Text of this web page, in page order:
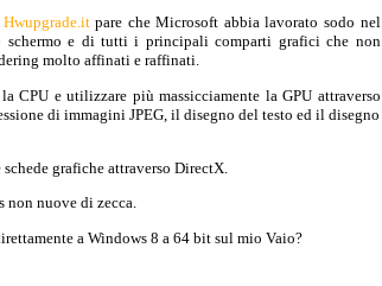
Hwupgrade.itpare che Microsoft abbia lavorato sodo nel
schermo e di tutti i principali comparti grafici che non
molto affinati e raffinati.
CPU e utilizzare più massicciamente la GPU attraverso
di immagini JPEG, il disegno del testo ed il disegno
grafiche attraverso DirectX.
non nuove di zecca.
a Windows 8 a 64 bit sul mio Vaio?